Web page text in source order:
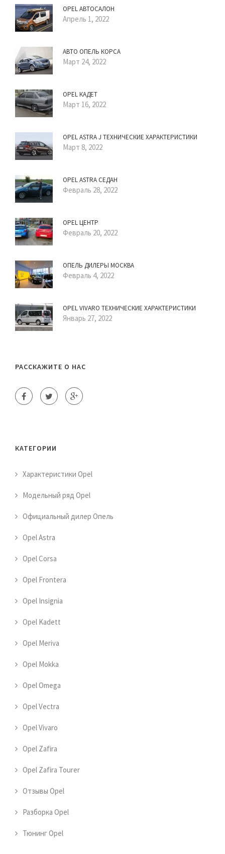
OPEL АВТОСАЛОН
Апрель 1, 2022
АВТО ОПЕЛЬ КОРСА
Март 24, 2022
OPEL КАДЕТ
Март 16, 2022
OPEL ASTRA J ТЕХНИЧЕСКИЕ ХАРАКТЕРИСТИКИ
Март 8, 2022
OPEL ASTRA СЕДАН
Февраль 28, 2022
OPEL ЦЕНТР
Февраль 20, 2022
ОПЕЛЬ ДИЛЕРЫ МОСКВА
Февраль 4, 2022
OPEL VIVARO ТЕХНИЧЕСКИЕ ХАРАКТЕРИСТИКИ
Январь 27, 2022
РАССКАЖИТЕ О НАС
КАТЕГОРИИ
Характеристики Opel
Модельный ряд Opel
Официальный дилер Опель
Opel Astra
Opel Corsa
Opel Frontera
Opel Insignia
Opel Kadett
Opel Meriva
Opel Mokka
Opel Omega
Opel Vectra
Opel Vivaro
Opel Zafira
Opel Zafira Tourer
Отзывы Opel
Разборка Opel
Тюнинг Opel